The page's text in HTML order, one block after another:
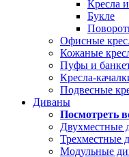
Кресла
Букле
Офисные
Кожаные
Пуфы и
Кресла-
Подвесные
Диваны
Посмотреть
Двухместные
Трехместные
Модульные